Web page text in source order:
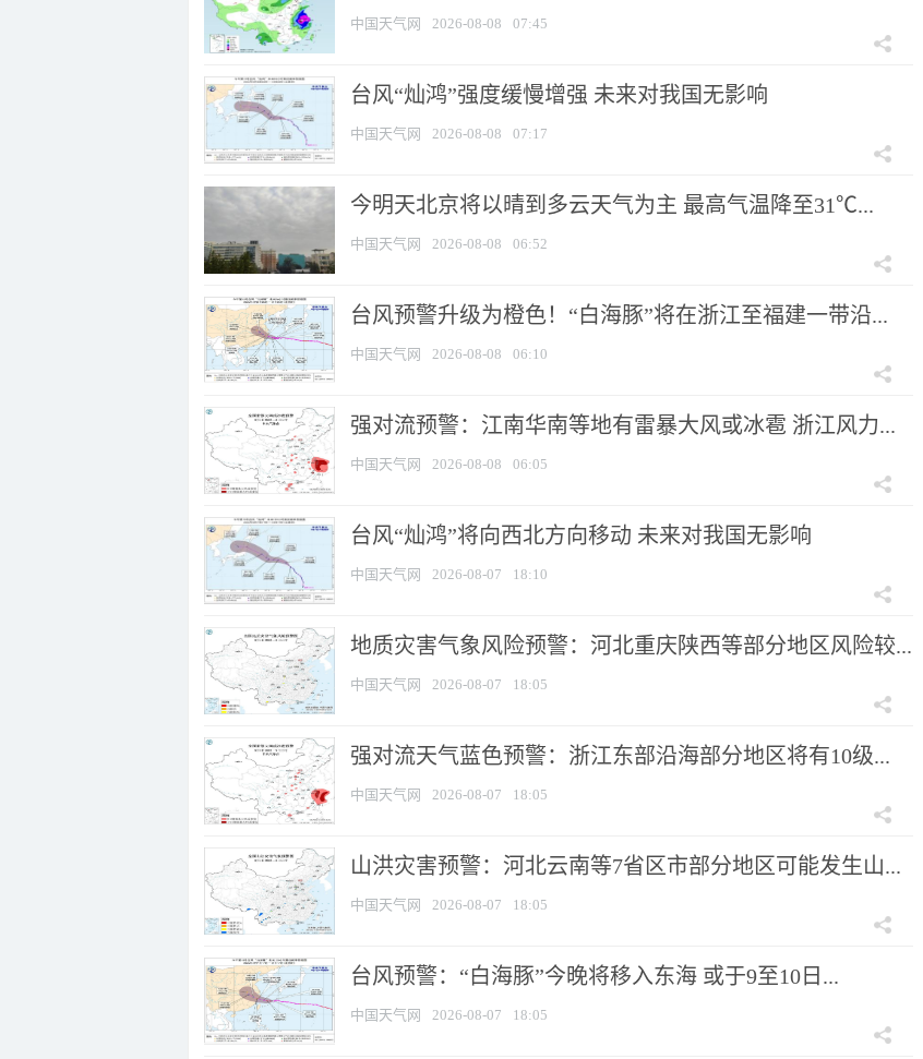
中国天气网 2026-08-08 07:45
台风“灿鸿”强度缓慢增强 未来对我国无影响
中国天气网 2026-08-08 07:17
今明天北京将以晴到多云天气为主 最高气温降至31℃...
中国天气网 2026-08-08 06:52
台风预警升级为橙色！“白海豚”将在浙江至福建一带沿...
中国天气网 2026-08-08 06:10
强对流预警：江南华南等地有雷暴大风或冰雹 浙江风力...
中国天气网 2026-08-08 06:05
台风“灿鸿”将向西北方向移动 未来对我国无影响
中国天气网 2026-08-07 18:10
地质灾害气象风险预警：河北重庆陕西等部分地区风险较...
中国天气网 2026-08-07 18:05
强对流天气蓝色预警：浙江东部沿海部分地区将有10级...
中国天气网 2026-08-07 18:05
山洪灾害预警：河北云南等7省区市部分地区可能发生山...
中国天气网 2026-08-07 18:05
台风预警：“白海豚”今晚将移入东海 或于9至10日...
中国天气网 2026-08-07 18:05